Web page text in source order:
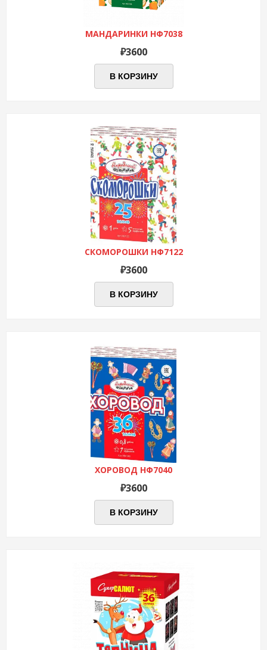
МАНДАРИНКИ НФ7038
₽3600
В КОРЗИНУ
СКОМОРОШКИ НФ7122
₽3600
В КОРЗИНУ
ХОРОВОД НФ7040
₽3600
В КОРЗИНУ